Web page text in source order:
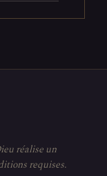
réalise un
requises.